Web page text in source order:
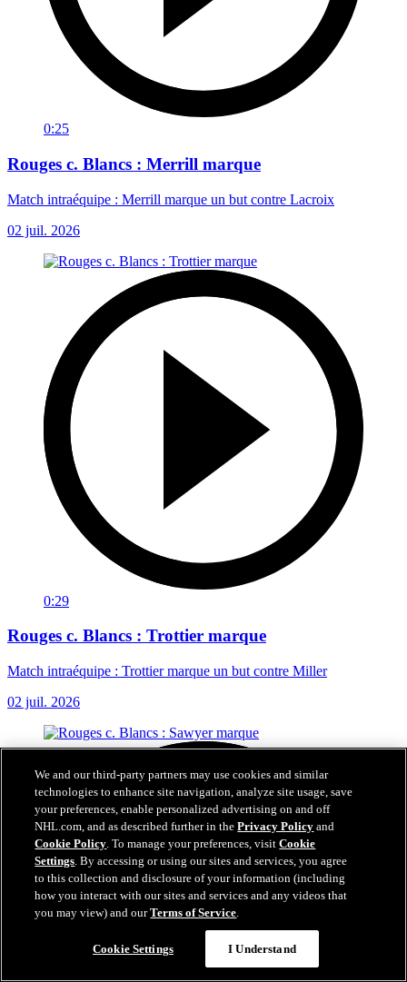
0:25
Rouges c. Blancs : Merrill marque
Match intraéquipe : Merrill marque un but contre Lacroix
02 juil. 2026
0:29
Rouges c. Blancs : Trottier marque
Match intraéquipe : Trottier marque un but contre Miller
02 juil. 2026
We and our third-party partners may use cookies and similar
technologies to enhance site navigation, analyze site usage, save
your preferences, enable personalized advertising on and off
NHL.com, and as described further in thePrivacy Policy and
Cookie Policy. To manage your preferences, visitCookie
Settings. By accessing or using our sites and services, you agree
to this collection and disclosure of your information (including
how you interact with our sites and services and any videos that
you may view) and ourTerms of Service.
Cookie Settings I Understand